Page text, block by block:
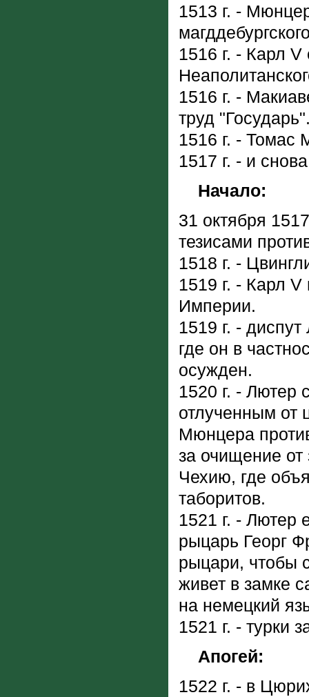
1513 г. -
1516 г. - Карл
1516 г. -
труд
1516 г. - Томас
1517 г. - и
Начало:
31 октября
тезисами
1518 г. -
1519 г. - Карл
Империи.
1519 г. -
где он в
осужден.
1520 г. - Лютер
отлученным от
Мюнцера
за очищение от
Чехию, где
таборитов.
1521 г. - Лютер
рыцарь Георг
рыцари, чтобы
живет в замке
на немецкий
1521 г. - турки
Апогей:
1522 г. - в